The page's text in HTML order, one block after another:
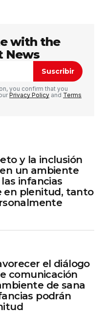
no será
están
electrónico y sitio
la próxima vez que
with the
News
Suscribir
you confirm that you
Privacy Policy and Terms
y la inclusión
un ambiente
infancias
en plenitud, tanto
el diálogo
comunicación
de sana
podrán